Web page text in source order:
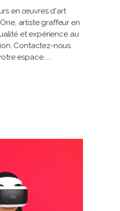
en œuvres d'art
artiste graffeur en
et expérience au
Contactez-nous
espace.